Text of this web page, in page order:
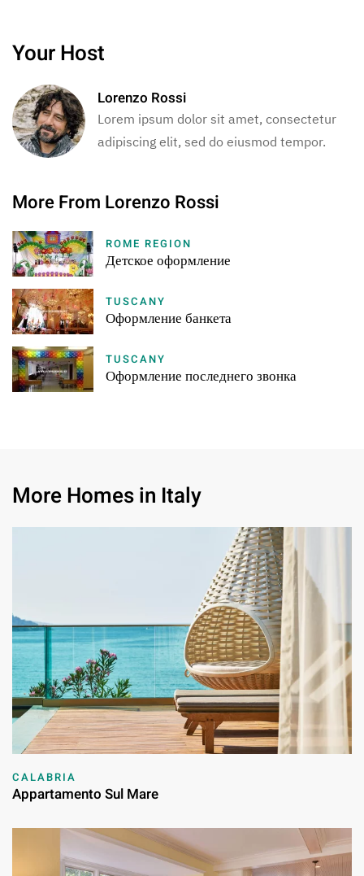
Your Host
Lorenzo Rossi
Lorem ipsum dolor sit amet, consectetur
adipiscing elit, sed do eiusmod tempor.
More From Lorenzo Rossi
ROME REGION
Детское оформление
TUSCANY
Оформление банкета
TUSCANY
Оформление последнего звонка
More Homes in Italy
CALABRIA
Appartamento Sul Mare